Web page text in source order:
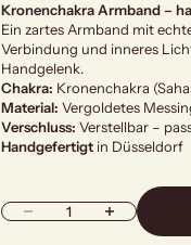
Kronenchakra Armband –
Ein zartes Armband mit
Verbindung und inneres
Handgelenk.
Chakra: Kronenchakra
Material: Vergoldetes
Verschluss: Verstellbar –
Handgefertigt in Düsseldorf
Anzahl verringernAnzahl erhöhen